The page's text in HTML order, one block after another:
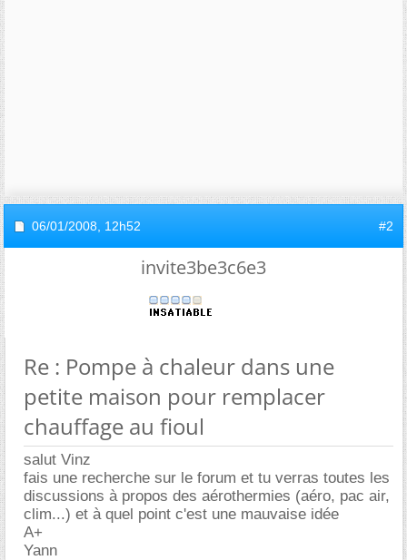
06/01/2008, 12h52 #2
invite3be3c6e3
Re : Pompe à chaleur dans une
petite maison pour remplacer
chauffage au fioul
salut Vinz
fais une recherche sur le forum et tu verras toutes les
discussions à propos des aérothermies (aéro, pac air,
clim...) et à quel point c'est une mauvaise idée
A+
Yann